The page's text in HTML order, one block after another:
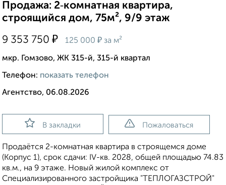
Продажа: 2‑комнатная квартира,
строящийся дом, 75м², 9/9 этаж
9 353 750 ₽ 125 000 ₽ за м²
мкр. Гомзово, ЖК 315-й, 315-й квартал
Телефон: показать телефон
Агентство, 06.08.2026
В закладки Пожаловаться
Продаётся 2-комнатная квартира в строящемся доме
(Корпус 1), срок сдачи: IV-кв. 2028, общей площадью 74.83
кв.м., на 9 этаже. Новый жилой комплекс от
Специализированного застройщика "ТЕПЛОГАЗСТРОЙ"